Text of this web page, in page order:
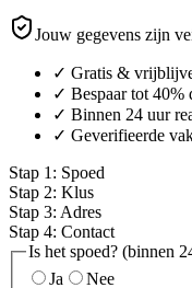
Jouw gegevens zijn
✓ Gratis &
✓ Bespaar tot 40%
✓ Binnen 24 uur
✓ Geverifieerde
Stap 1 : Spoed
Stap 2: Klus
Stap 3: Adres
Stap 4: Contact
Is het spoed? (binnen
Ja
Nee